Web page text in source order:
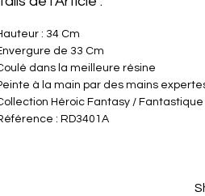
: 34 Cm
de 33 Cm
dans la meilleure résine
à la main par des mains
Héroic Fantasy / Fantastique
: RD3401A